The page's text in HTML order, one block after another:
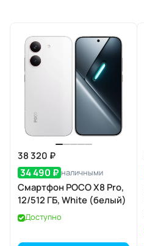
38 320 ₽
34 490 ₽ наличными
Смартфон POCO X8 Pro,
12/512 ГБ, White (белый)
Доступно